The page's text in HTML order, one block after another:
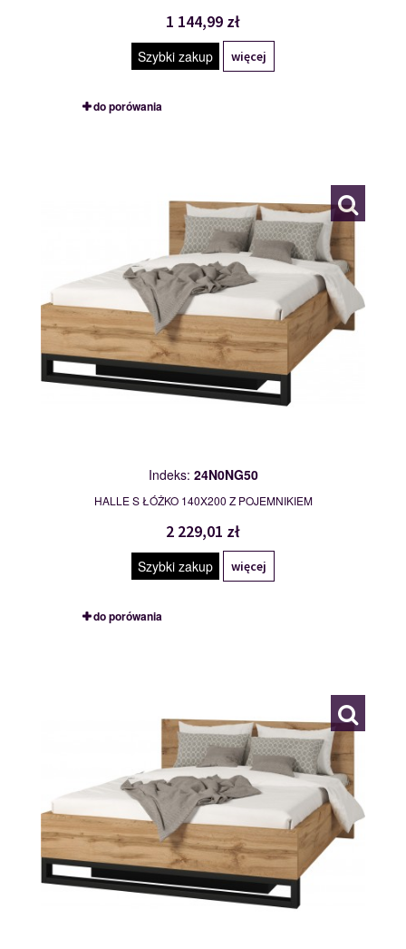
1 144,99 zł
Szybki zakup więcej
do porówania
Indeks: 24N0NG50
HALLE S ŁÓŻKO 140X200 Z POJEMNIKIEM
2 229,01 zł
Szybki zakup więcej
do porówania